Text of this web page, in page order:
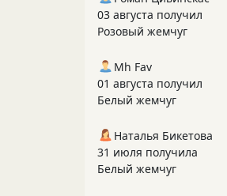
03 августа получил
Розовый жемчуг
Mh Fav
01 августа получил
Белый жемчуг
Наталья Бикетова
31 июля получила
Белый жемчуг